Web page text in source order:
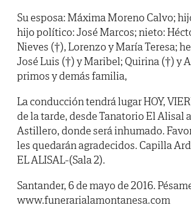
Su esposa: Máxima Moreno Calvo;
hijo político: José Marcos; nieto:
Nieves (†), Lorenzo y María Teresa;
José Luis (†) y Maribel; Quirina (†) y
primos y demás familia,
La conducción tendrá lugar HOY,
de la tarde, desde Tanatorio El Alisal
Astillero, donde será inhumado.
les quedarán agradecidos. Capilla
EL ALISAL-(Sala 2).
Santander, 6 de mayo de 2016.
www.funerarialamontanesa.com